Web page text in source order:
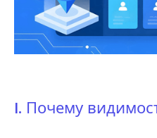
I. Почему